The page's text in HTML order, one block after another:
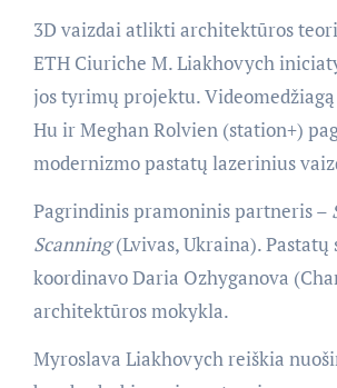
3D vaizdai atlikti architektūros
ETH Ciuriche M. Liakhovych
jos tyrimų projektu.
Hu ir Meghan Rolvien (station+)
modernizmo pastatų lazerinius
Pagrindinis pramoninis partneris –
Scanning(Lvivas, Ukraina). Pastatų
koordinavo Daria Ozhyganova
architektūros mokykla.
Myroslava Liakhovych reiškia